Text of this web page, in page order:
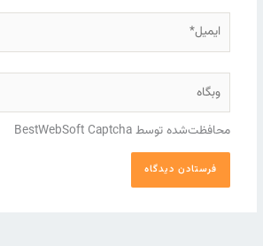
وبگاه
محافظت‌شده توسط BestWebSoft Captcha